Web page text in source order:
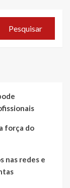
Pesquisar
força do
nas redes e